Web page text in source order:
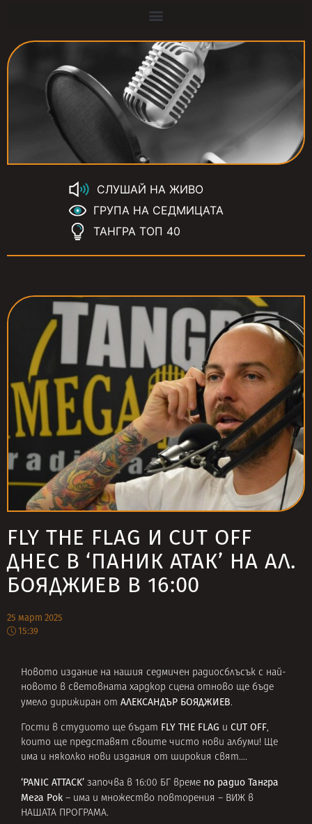
СЛУШАЙ НА ЖИВО
ГРУПА НА СЕДМИЦАТА
ТАНГРА ТОП 40
FLY THE FLAG И CUT OFF
ДНЕС В ‘ПАНИК АТАК’ НА АЛ.
БОЯДЖИЕВ В 16:00
25 март 2025
15:39
Новото издание на нашия седмичен радиосблъсък с най-
новото в световната хардкор сцена отново ще бъде
умело дирижиран от АЛЕКСАНДЪР БОЯДЖИЕВ.
Гости в студиото ще бъдат FLY THE FLAG и CUT OFF,
които ще представят своите чисто нови албуми! Ще
има и няколко нови издания от широкия свят….
‘PANIC ATTACK’ започва в 16:00 БГ време по радио Тангра
Мега Рок – има и множество повторения – ВИЖ в
НАШАТА ПРОГРАМА.